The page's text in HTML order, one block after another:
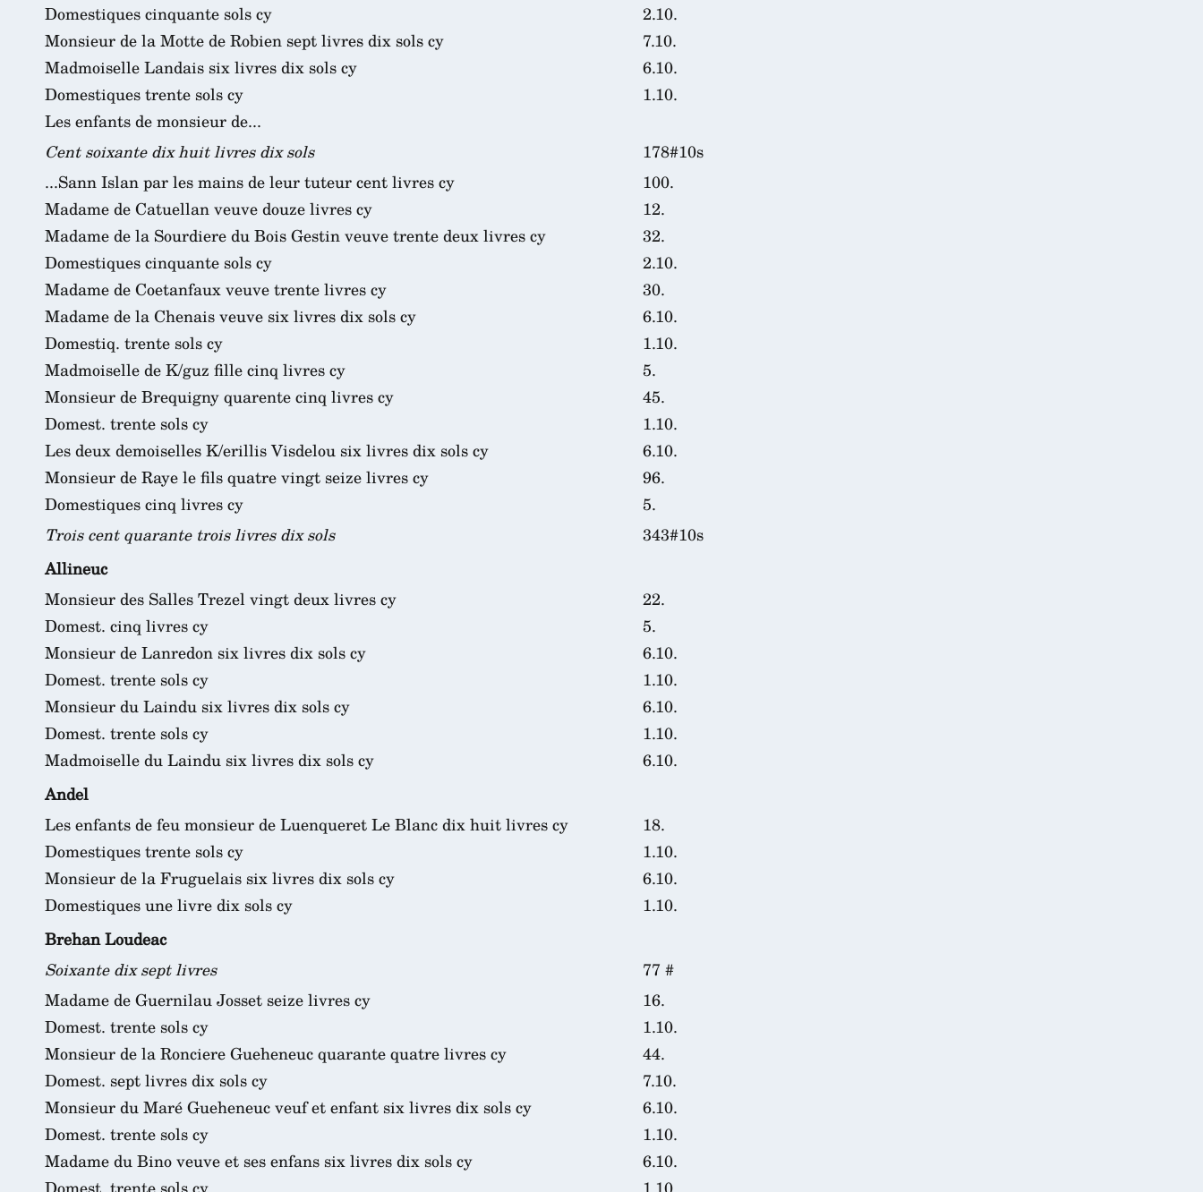
Domestiques cinquante sols cy
2.10.
Monsieur de la Motte de Robien sept livres dix sols cy
7.10.
Madmoiselle Landais six livres dix sols cy
6.10.
Domestiques trente sols cy
1.10.
Les enfants de monsieur de...
Cent soixante dix huit livres dix sols
178#10s
...Sann Islan par les mains de leur tuteur cent livres cy
100.
Madame de Catuellan veuve douze livres cy
12.
Madame de la Sourdiere du Bois Gestin veuve trente deux livres cy
32.
Domestiques cinquante sols cy
2.10.
Madame de Coetanfaux veuve trente livres cy
30.
Madame de la Chenais veuve six livres dix sols cy
6.10.
Domestiq. trente sols cy
1.10.
Madmoiselle de K/guz fille cinq livres cy
5.
Monsieur de Brequigny quarente cinq livres cy
45.
Domest. trente sols cy
1.10.
Les deux demoiselles K/erillis Visdelou six livres dix sols cy
6.10.
Monsieur de Raye le fils quatre vingt seize livres cy
96.
Domestiques cinq livres cy
5.
Trois cent quarante trois livres dix sols
343#10s
Allineuc
Monsieur des Salles Trezel vingt deux livres cy
22.
Domest. cinq livres cy
5.
Monsieur de Lanredon six livres dix sols cy
6.10.
Domest. trente sols cy
1.10.
Monsieur du Laindu six livres dix sols cy
6.10.
Domest. trente sols cy
1.10.
Madmoiselle du Laindu six livres dix sols cy
6.10.
Andel
Les enfants de feu monsieur de Luenqueret Le Blanc dix huit livres cy
18.
Domestiques trente sols cy
1.10.
Monsieur de la Fruguelais six livres dix sols cy
6.10.
Domestiques une livre dix sols cy
1.10.
Brehan Loudeac
Soixante dix sept livres
77 #
Madame de Guernilau Josset seize livres cy
16.
Domest. trente sols cy
1.10.
Monsieur de la Ronciere Gueheneuc quarante quatre livres cy
44.
Domest. sept livres dix sols cy
7.10.
Monsieur du Maré Gueheneuc veuf et enfant six livres dix sols cy
6.10.
Domest. trente sols cy
1.10.
Madame du Bino veuve et ses enfans six livres dix sols cy
6.10.